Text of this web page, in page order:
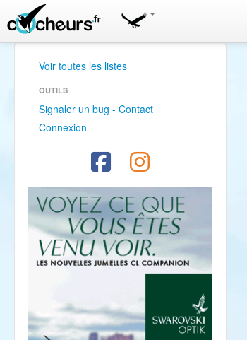
Voir toutes les listes
OUTILS
Signaler un bug - Contact
Connexion